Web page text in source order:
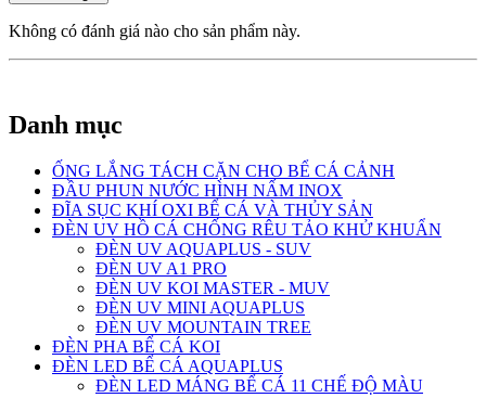
Không có đánh giá nào cho sản phẩm này.
Danh mục
ỐNG LẮNG TÁCH CẶN CHO BỂ CÁ CẢNH
ĐẦU PHUN NƯỚC HÌNH NẤM INOX
ĐĨA SỤC KHÍ OXI BỂ CÁ VÀ THỦY SẢN
ĐÈN UV HỒ CÁ CHỐNG RÊU TẢO KHỬ KHUẨN
ĐÈN UV AQUAPLUS - SUV
ĐÈN UV A1 PRO
ĐÈN UV KOI MASTER - MUV
ĐÈN UV MINI AQUAPLUS
ĐÈN UV MOUNTAIN TREE
ĐÈN PHA BỂ CÁ KOI
ĐÈN LED BỂ CÁ AQUAPLUS
ĐÈN LED MÁNG BỂ CÁ 11 CHẾ ĐỘ MÀU